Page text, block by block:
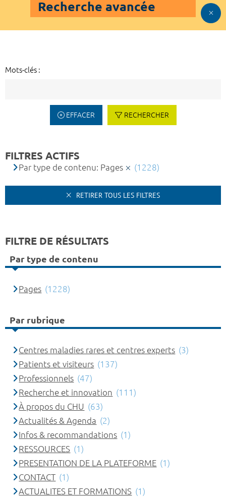
Recherche avancée
Mots-clés :
EFFACER RECHERCHER
FILTRES ACTIFS
Par type de contenu: Pages (1228)
RETIRER TOUS LES FILTRES
FILTRE DE RÉSULTATS
Par type de contenu
Pages (1228)
Par rubrique
Centres maladies rares et centres experts (3)
Patients et visiteurs (137)
Professionnels (47)
Recherche et innovation (111)
À propos du CHU (63)
Actualités & Agenda (2)
Infos & recommandations (1)
RESSOURCES (1)
PRESENTATION DE LA PLATEFORME (1)
CONTACT (1)
ACTUALITES ET FORMATIONS (1)